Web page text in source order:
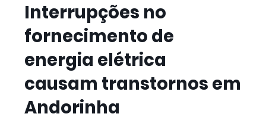
Interrupções no
fornecimento de
energia elétrica
causam transtornos em
Andorinha